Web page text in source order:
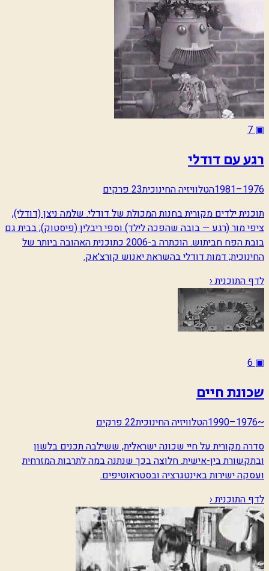
▣
7
רגע עם דודלי
1976–1981 הטלוויזיה החינוכית23 פרקים
תוכנית ילדים מקורית בחנות המכולת של דודלי. שלמה ניצן (דודלי),
ציפי מור (רגע — בובה שהפכה לילד) וספי ריבלין (פיסטוק); בבית גם
בובת הפח חביתוש. הוכתרה ב-2006 כתוכנית האהובה ביותר של
החינוכית; דמות דודלי בהשראת יאנוש קורצ'אק.
לדף התוכנית ‹
▣
6
שכונת חיים
~1976–1990 הטלוויזיה החינוכית22 פרקים
סדרה מקורית על חיי שכונה ישראלית, ששילבה תכנים בלשון
ובתקשורת בין-אישית. חלוצה בכך שנתנה במה לתרבות המזרחית
ועסקה ישירות באינטגרציה ובסטראוטיפים.
לדף התוכנית ‹